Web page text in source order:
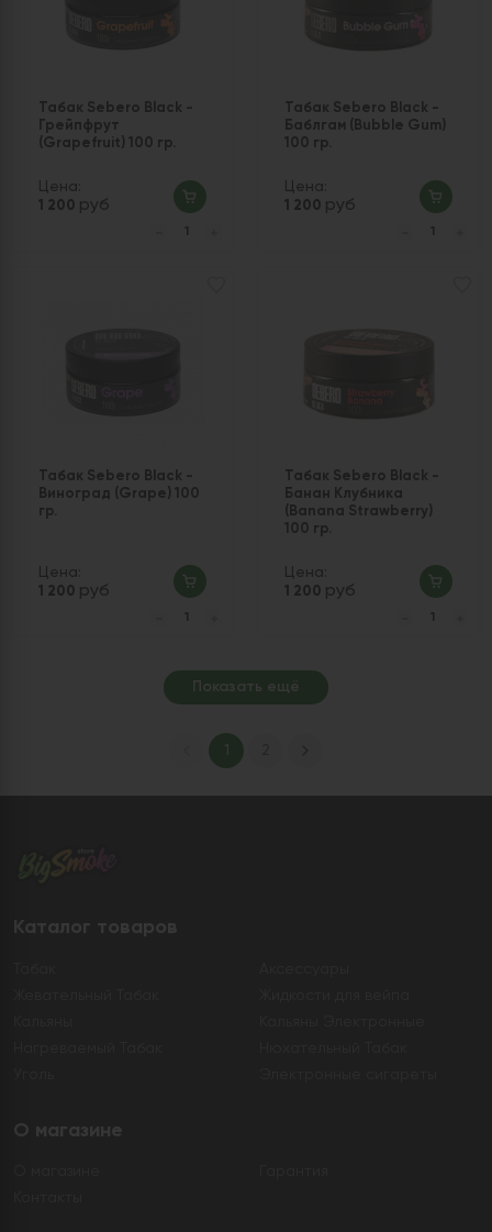
Табак Sebero Black -
Грейпфрут
(Grapefruit) 100 гр.
Цена:
1 200 руб
Табак Sebero Black -
Баблгам (Bubble Gum)
100 гр.
Цена:
1 200 руб
Табак Sebero Black -
Виноград (Grape) 100
гр.
Цена:
1 200 руб
Табак Sebero Black -
Банан Клубника
(Banana Strawberry)
100 гр.
Цена:
1 200 руб
Показать ещё
Каталог товаров
О магазине